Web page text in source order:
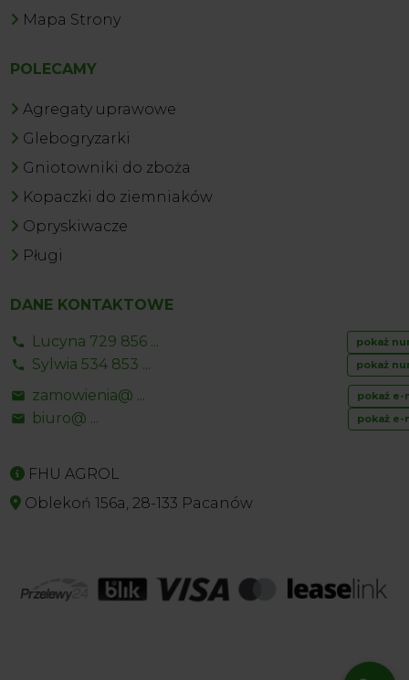
Mapa Strony
POLECAMY
Agregaty uprawowe
Glebogryzarki
Gniotowniki do zboża
Kopaczki do ziemniaków
Opryskiwacze
Pługi
DANE KONTAKTOWE
Lucyna 729 856 ... pokaż
Sylwia 534 853 ... pokaż
zamowienia@ ... pokaż e-
biuro@ ... pokaż e-
FHU AGROL
Oblekoń 156a, 28-133 Pacanów